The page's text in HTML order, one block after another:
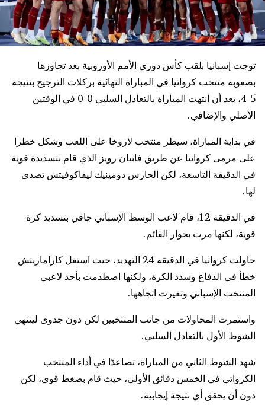
توجت إسبانيا بلقب كأس دوري الأمم الأوروبية بعد تجاوزها
بصعوبة منتخب كرواتيا في المباراة النهائية بركلات الترجيح بنتيجة
5-4، بعد أن انتهت المباراة بالتعادل السلبي 0-0 في الوقتين
الأصلي والإضافي.
في بداية المباراة، سيطر منتخب لاروخا على اللعب وشكل خطرا
على مرمى كرواتيا عن طريق فابيان رويز الذي قام بتسديدة قوية
في الدقيقة التاسعة، لكن الحارس دومينيك ليفاكوفيتش تصدى
لها.
في الدقيقة 12، قام لاعب الوسط الإسباني جافي بتسديد كرة
قوية، لكنها مرت بجوار القائم.
حاولت كرواتيا في الدقيقة 24 التهديد، حيث استغل كاراماريتش
خطأ في الدفاع وسدد الكرة، ولكنها اصطدمت بأحد لاعبي
المنتخب الإسباني وتغيرت اتجاهها.
واستمرت المحاولات من جانب المنتخبين لكن دون جدوى لينتهي
الشوط الأول بالتعادل السلبي.
شهد الشوط الثاني من المباراة، تصاعدًا في أداء المنتخب
الكرواتي في الخمس دقائق الأولى، حيث قام بضغط قوي، لكن
دون أن يحقق أي نتيجة إيجابية.